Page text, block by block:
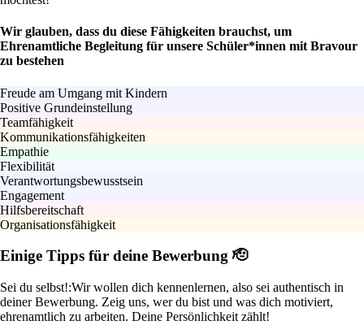
Wir glauben, dass du diese Fähigkeiten brauchst, um
Ehrenamtliche Begleitung für unsere Schüler*innen mit Bravour
zu bestehen
Freude am Umgang mit Kindern
Positive Grundeinstellung
Teamfähigkeit
Kommunikationsfähigkeiten
Empathie
Flexibilität
Verantwortungsbewusstsein
Engagement
Hilfsbereitschaft
Organisationsfähigkeit
Einige Tipps für deine Bewerbung 🫡
Sei du selbst!:Wir wollen dich kennenlernen, also sei authentisch in
deiner Bewerbung. Zeig uns, wer du bist und was dich motiviert,
ehrenamtlich zu arbeiten. Deine Persönlichkeit zählt!